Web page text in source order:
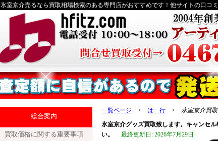
氷室京介売るなら買取相場検索のある専門店がおすすめです！他サイトの口コ
総合案内
買取価格に関する重要事項
一覧ページ > は 行 > 氷室京介買
氷室京介グッズ買取致します。キャンセ
い。
最終更新日: 2026年7月29日